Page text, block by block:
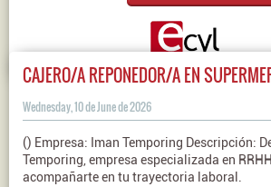
CAJERO/A REPONEDOR/A EN
Wednesday, 10 de June de 2026
() Empresa: Iman Temporing Descripción:
Temporing, empresa especializada en
acompañarte en tu trayectoria laboral.